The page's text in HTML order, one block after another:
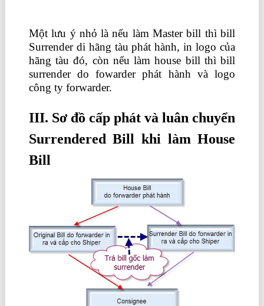
Một lưu ý nhỏ là nếu làm Master bill thì bill
Surrender di hãng tàu phát hành, in logo của
hãng tàu đó, còn nếu làm house bill thì bill
surrender do fowarder phát hành và logo
công ty forwarder.
III. Sơ đồ cấp phát và luân chuyển
Surrendered Bill khi làm House
Bill